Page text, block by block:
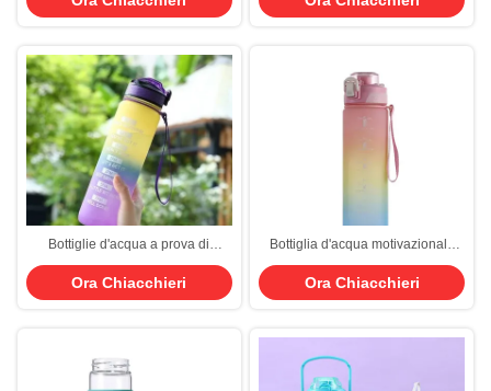
Bpa Bottiglia d'acqua di plastica
Servizio disponibile
d'acqua sportiva con indicatore
per Natale
Bottiglie d'acqua a prova di
perdita di BPA gratuite
personalizzate da 32 oz Bottiglie
d'acqua di grande motivazione
esterno
Ora Chiacchieri
Bottiglia d'acqua motivazionale
Tritan da 32 Oz, senza BPA,
550/750/1000ML, bottiglia
d'acqua sportiva con indicatore
per Natale
Ora Chiacchieri